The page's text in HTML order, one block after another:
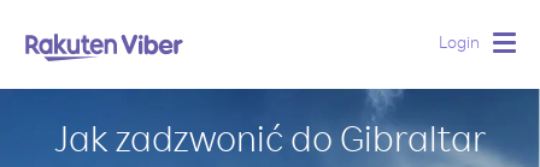
Login
Jak zadzwonić do Gibraltar